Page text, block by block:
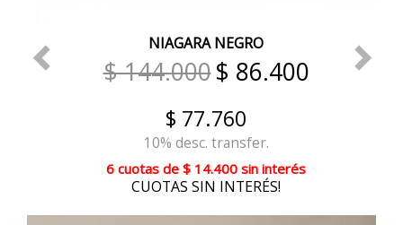
NIAGARA NEGRO
$ 144.000$ 86.400
$ 77.760
10% desc. transfer.
6 cuotas de $ 14.400 sin interés
CUOTAS SIN INTERÉS!